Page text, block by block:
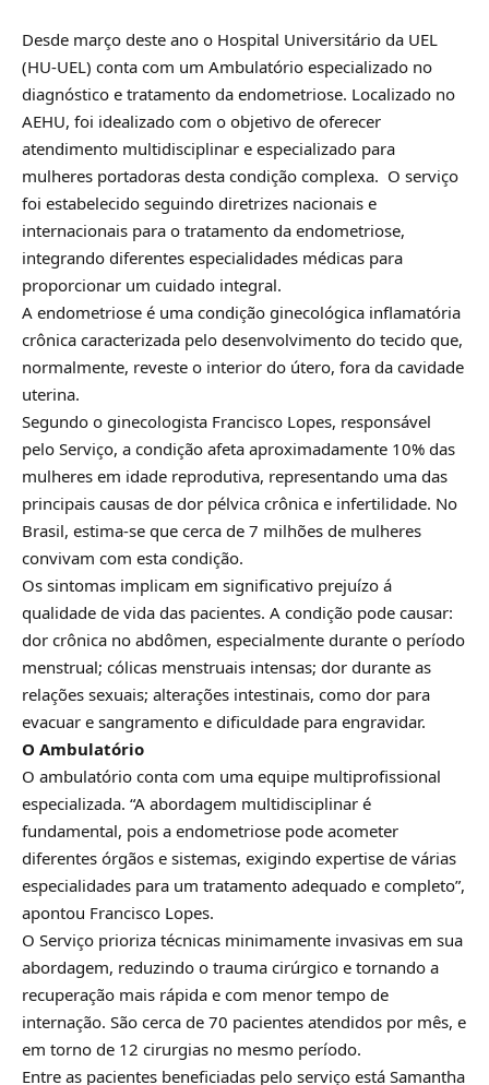
Desde março deste ano o Hospital Universitário da UEL
(HU-UEL) conta com um Ambulatório especializado no
diagnóstico e tratamento da endometriose. Localizado no
AEHU, foi idealizado com o objetivo de oferecer
atendimento multidisciplinar e especializado para
mulheres portadoras desta condição complexa. O serviço
foi estabelecido seguindo diretrizes nacionais e
internacionais para o tratamento da endometriose,
integrando diferentes especialidades médicas para
proporcionar um cuidado integral.
A endometriose é uma condição ginecológica inflamatória
crônica caracterizada pelo desenvolvimento do tecido que,
normalmente, reveste o interior do útero, fora da cavidade
uterina.
Segundo o ginecologista Francisco Lopes, responsável
pelo Serviço, a condição afeta aproximadamente 10% das
mulheres em idade reprodutiva, representando uma das
principais causas de dor pélvica crônica e infertilidade. No
Brasil, estima-se que cerca de 7 milhões de mulheres
convivam com esta condição.
Os sintomas implicam em significativo prejuízo á
qualidade de vida das pacientes. A condição pode causar:
dor crônica no abdômen, especialmente durante o período
menstrual; cólicas menstruais intensas; dor durante as
relações sexuais; alterações intestinais, como dor para
evacuar e sangramento e dificuldade para engravidar.
O Ambulatório
O ambulatório conta com uma equipe multiprofissional
especializada. “A abordagem multidisciplinar é
fundamental, pois a endometriose pode acometer
diferentes órgãos e sistemas, exigindo expertise de várias
especialidades para um tratamento adequado e completo”,
apontou Francisco Lopes.
O Serviço prioriza técnicas minimamente invasivas em sua
abordagem, reduzindo o trauma cirúrgico e tornando a
recuperação mais rápida e com menor tempo de
internação. São cerca de 70 pacientes atendidos por mês, e
em torno de 12 cirurgias no mesmo período.
Entre as pacientes beneficiadas pelo serviço está Samantha